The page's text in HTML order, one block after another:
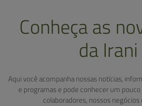
Conheça as
da Irani
Aqui você acompanha nossas notícias,
e programas e pode conhecer um
colaboradores, nossos negócios